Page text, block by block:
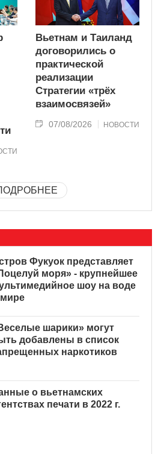
Вьетнам и Таиланд
договорились о
практической
реализации
Стратегии «трёх
взаимосвязей»
07/08/2026 НОВОСТИ
Фукуок представляет
моря» - крупнейшее
шоу на воде
шарики» могут
добавлены в список
наркотиков
о вьетнамских
печати в 2022 г.